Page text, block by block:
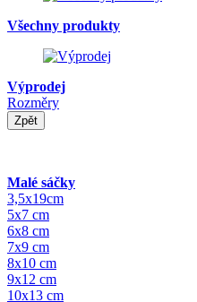
Všechny produkty
Výprodej
Rozměry
Zpět
Malé sáčky
3,5x19cm
5x7 cm
6x8 cm
7x9 cm
8x10 cm
9x12 cm
10x13 cm